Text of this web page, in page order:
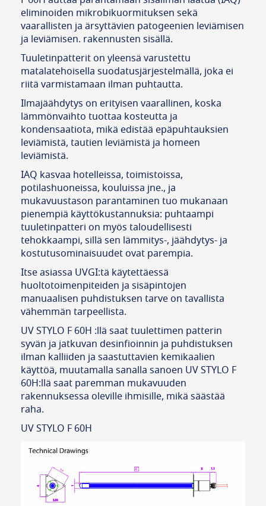
eliminoiden mikrobikuormituksen sekä
vaarallisten ja ärsyttävien patogeenien leviämisen
ja leviämisen. rakennusten sisällä.
Tuuletinpatterit on yleensä varustettu
matalatehoisella suodatusjärjestelmällä, joka ei
riitä varmistamaan ilman puhtautta.
Ilmajäähdytys on erityisen vaarallinen, koska
lämmönvaihto tuottaa kosteutta ja
kondensaatiota, mikä edistää epäpuhtauksien
leviämistä, tautien leviämistä ja homeen
leviämistä.
IAQ kasvaa hotelleissa, toimistoissa,
potilashuoneissa, kouluissa jne., ja
mukavuustason parantaminen tuo mukanaan
pienempiä käyttökustannuksia: puhtaampi
tuuletinpatteri on myös taloudellisesti
tehokkaampi, sillä sen lämmitys-, jäähdytys- ja
kostutusominaisuudet ovat parempia.
Itse asiassa UVGI:tä käytettäessä
huoltotoimenpiteiden ja sisäpintojen
manuaalisen puhdistuksen tarve on tavallista
vähemmän tarpeellista.
UV STYLO F 60H :llä saat tuulettimen patterin
syvän ja jatkuvan desinfioinnin ja puhdistuksen
ilman kalliiden ja saastuttavien kemikaalien
käyttöä, muutamalla sanalla sanoen UV STYLO F
60H:llä saat paremman mukavuuden
rakennuksessa oleville ihmisille, mikä säästää
raha.
UV STYLO F 60H